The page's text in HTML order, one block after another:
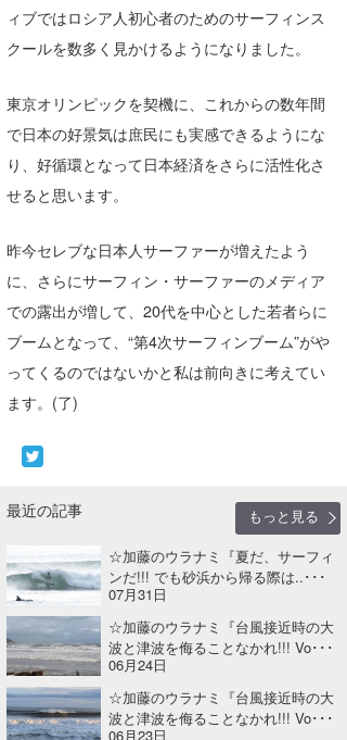
ィブではロシア人初心者のためのサーフィンス
クールを数多く見かけるようになりました。
東京オリンピックを契機に、これからの数年間
で日本の好景気は庶民にも実感できるようにな
り、好循環となって日本経済をさらに活性化さ
せると思います。
昨今セレブな日本人サーファーが増えたよう
に、さらにサーフィン・サーファーのメディア
での露出が増して、20代を中心とした若者らに
ブームとなって、“第4次サーフィンブーム”がや
ってくるのではないかと私は前向きに考えてい
ます。(了)
最近の記事
もっと見る
☆加藤のウラナミ『夏だ、サーフィ
ンだ!!! でも砂浜から帰る際は..･･･
07月31日
☆加藤のウラナミ『台風接近時の大
波と津波を侮ることなかれ!!! Vo･･･
06月24日
☆加藤のウラナミ『台風接近時の大
波と津波を侮ることなかれ!!! Vo･･･
06月23日